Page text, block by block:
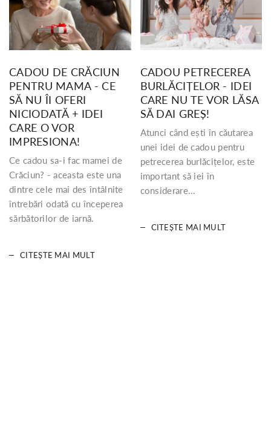
CADOU DE CRĂCIUN
PENTRU MAMA - CE
SĂ NU ÎI OFERI
NICIODATĂ + IDEI
CARE O VOR
IMPRESIONA!
Ce cadou sa-i fac mamei de
Crăciun? - aceasta este una
dintre cele mai des întâlnite
întrebări odată cu începerea
sărbătorilor de iarnă.
CITEȘTE MAI MULT
CADOU PETRECEREA
BURLĂCIȚELOR - IDEI
CARE NU TE VOR LĂSA
SĂ DAI GREȘ!
Atunci când ești în căutarea
unei idei de cadou pentru
petrecerea burlăcițelor, este
important să iei în
considerare...
CITEȘTE MAI MULT